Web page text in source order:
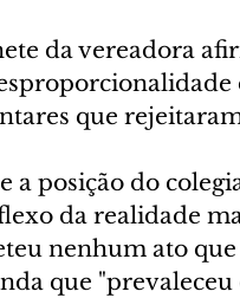
da vereadora
que rejeitaram
a posição do
da realidade
nenhum ato
que "prevaleceu